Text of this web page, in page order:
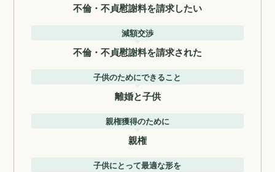
不倫・不貞慰謝料を請求したい
減額交渉
不倫・不貞慰謝料を請求された
子供のためにできること
離婚と子供
親権獲得のために
親権
子供にとって最適な形を